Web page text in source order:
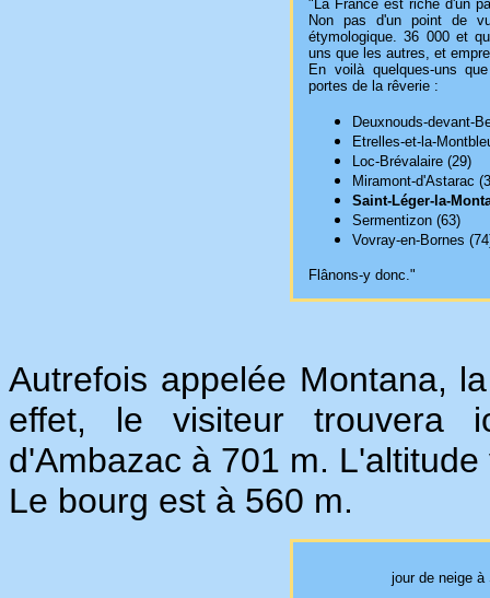
"La France est riche d'un
Non pas d'un point de
étymologique. 36 000 et
uns que les autres, et
En voilà quelques-uns
portes de la rêverie :
Deuxnouds-devant-
Etrelles-et-la-
Loc-Brévalaire (29)
Miramont-d'Astarac
Saint-Léger-la-
Sermentizon (63)
Vovray-en-Bornes
Flânons-y donc."
Autrefois appelée Montana,
effet, le visiteur trouvera
d'Ambazac à 701 m.
Le bourg est à 560 m.
jour de neige